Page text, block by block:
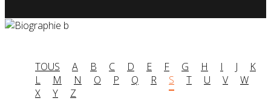
TOUS A B C D E F G H I J
K
L
M N O P Q R S T U V
W
X
Y
Z